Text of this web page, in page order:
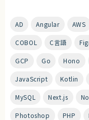
AD Angular AWS
COBOL C言語
GCP Go Hono
JavaScript Kotlin
MySQL Next.js
Photoshop PHP